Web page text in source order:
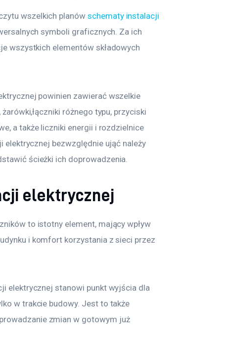
wszelkich planów schematy instalacji
symboli graficznych. Za ich
wszystkich elementów składowych
powinien zawierać wszelkie
różnego typu, przyciski
a także liczniki energii i rozdzielnice
elektrycznej bezwzględnie ująć należy
ścieżki ich doprowadzenia.
elektrycznej
to istotny element, mający wpływ
i komfort korzystania z sieci przez
elektrycznej stanowi punkt wyjścia dla
w trakcie budowy. Jest to także
zmian w gotowym już